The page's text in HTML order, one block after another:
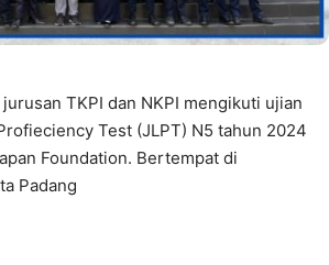
TKPI dan NKPI mengikuti ujian
Test (JLPT) N5 tahun 2024
Foundation. Bertempat di
Padang